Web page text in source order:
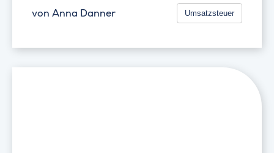
von Anna Danner Umsatzsteuer